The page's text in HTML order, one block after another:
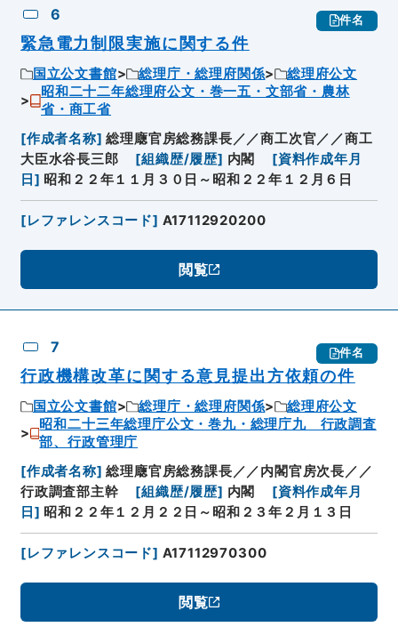
6 件名
緊急電力制限実施に関する件
国立公文書館 総理庁・総理府関係
総理府公文
昭和二十二年総理府公文・巻一五・文部省・農林
省・商工省
[作成者名称] 総理廰官房総務課長／／商工次官／／商工
大臣水谷長三郎
[組織歴/履歴] 内閣 [資料作成年月
日 ] 昭和２２年１１月３０日～昭和２２年１２月６日
[レファレンスコード] A17112920200
閲覧
7 件名
行政機構改革に関する意見提出方依頼の件
国立公文書館 総理庁・総理府関係
総理府公文
昭和二十三年総理庁公文・巻九・総理庁九 行政調査
部、行政管理庁
[作成者名称] 総理廰官房総務課長／／内閣官房次長／／
行政調査部主幹
[組織歴/履歴] 内閣 [資料作成年月
日 ] 昭和２２年１２月２２日～昭和２３年２月１３日
[レファレンスコード] A17112970300
閲覧